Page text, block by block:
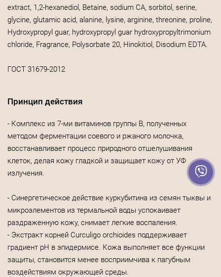
extract, 1,2-hexanediol, Betaine, sodium CA, sorbitol, serine,
glycine, glutamic acid, alanine, lysine, arginine, threonine, proline,
Hydroxypropyl guar, hydroxypropyl guar hydroxypropyltrimonium
chloride, Fragrance, Polysorbate 20, Hinokitiol, Disodium EDTA.
ГОСТ 31679-2012
Принцип действия
- Комплекс из 7-ми витаминов группы В, полученных
методом ферментации соевого и ржаного молочка,
восстанавливает процесс природного отшелушивания
клеток, делая кожу гладкой и защищает кожу от УФ
излучения.
- Синергетическое действие куркубитина из семян тыквы и
микроэлементов из термальной воды успокаивает
раздраженную кожу, снимает легкие воспаления.
- Экстракт корней Curculigo оrchioides поддерживает
градиент рН в эпидермисе. Кожа выполняет все функции
защиты, становится менее восприимчива к пагубным
воздействиям окружающей среды.